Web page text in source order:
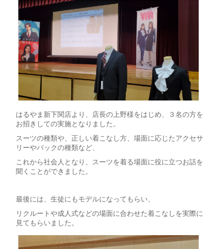
はるやま新下関店より、店長の上野様をはじめ、３名の方を
お招きしての実施となりました。
スーツの種類や、正しい着こなし方、場面に応じたアクセサ
リーやバックの種類など、
これから社会人となり、スーツを着る場面に役に立つお話を
聞くことができました。
最後には、生徒にもモデルになってもらい、
リクルートや成人式などの場面に合わせた着こなしを実際に
見てもらいました。